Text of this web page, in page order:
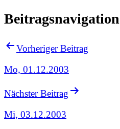
Beitragsnavigation
Vorheriger Beitrag
Mo, 01.12.2003
Nächster Beitrag
Mi, 03.12.2003